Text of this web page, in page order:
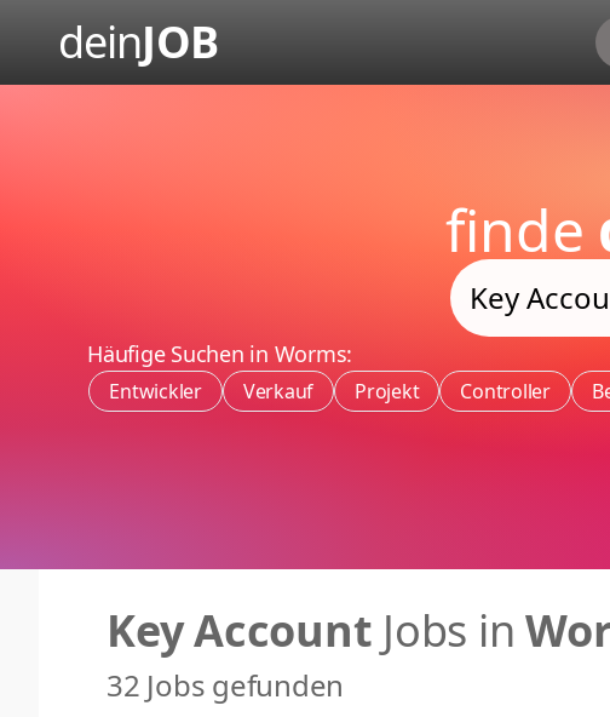
deinJOB
finde
Häufige Suchen in Worms:
Entwickler Verkauf Projekt Controller
Key Account Jobs in
32 Jobs gefunden